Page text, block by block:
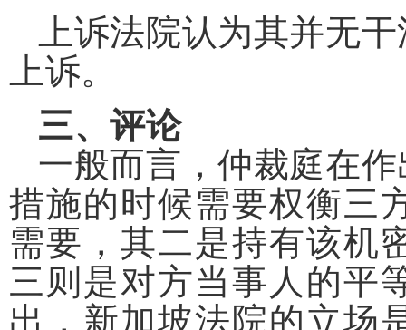
上诉法院认为其并无
上诉。
三、评论
一般而言，仲裁庭在
措施的时候需要权衡三
需要，其二是持有该机
三则是对方当事人的平
出，新加坡法院的立场